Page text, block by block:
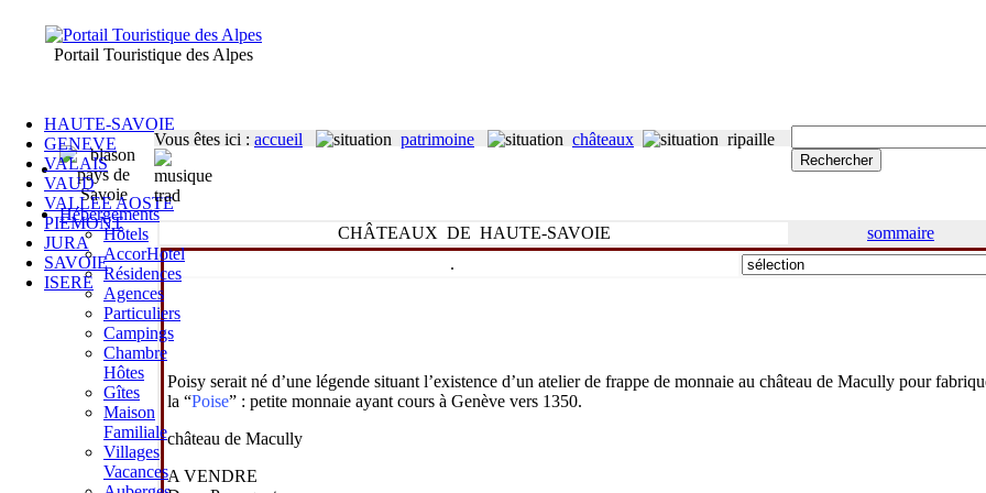
Hébergements
Hôtels
AccorHotel
Résidences
Agences
Particuliers
Campings
Chambre
Hôtes
Gîtes
Maison
Familiale
Villages
Vacances
HAUTE-SAVOIE
GENEVE
VALAIS
VAUD
VALLEE AOSTE
PIEMONT
JURA
SAVOIE
ISERE
Portail Touristique des Alpes
CHÂTEAUX DE HAUTE-SAVOIE
sommaire
.
Poisy serait né d’une légende situant l’existence d’un atelier de frappe de monnaie au château de Macully pour
la “Poise” : petite monnaie ayant cours à Genève vers 1350.
château de Macully
A VENDRE
Vous êtes ici : accueil patrimoine châteaux ripaille